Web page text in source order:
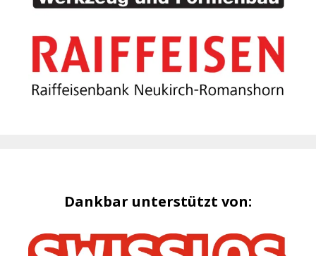
Dankbar unterstützt von: